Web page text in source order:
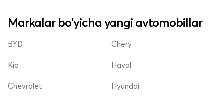
Markalar bo'yicha yangi avtomobillar
BYD
Kia
Chevrolet
Chery
Haval
Hyundai